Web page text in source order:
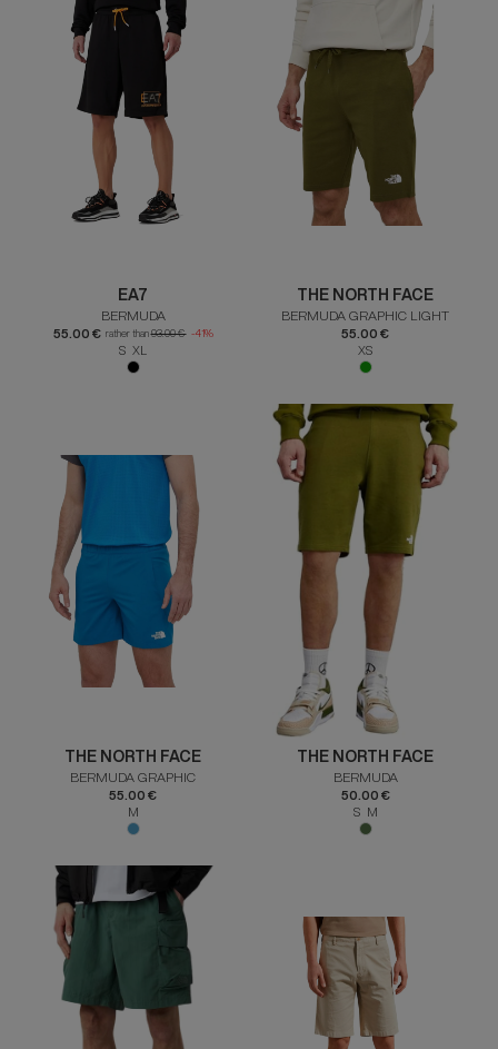
EA7
BERMUDA
55.00 € rather than93.00 € -41%
S XL
THE NORTH FACE
BERMUDA GRAPHIC LIGHT
55.00 €
XS
THE NORTH FACE
BERMUDA GRAPHIC
55.00 €
M
THE NORTH FACE
BERMUDA
50.00 €
S M